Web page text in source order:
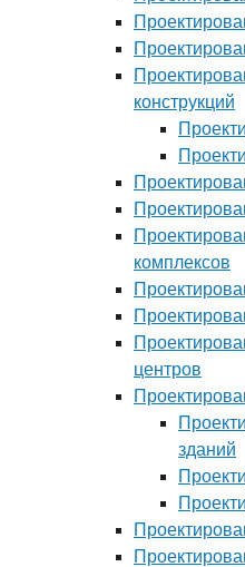
конструкций
комплексов
центров
зданий